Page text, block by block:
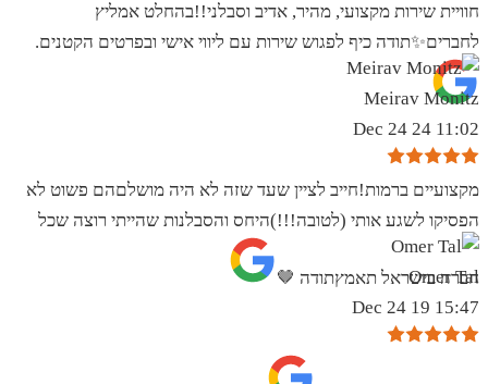
חוויית שירות מקצועי, מהיר, אדיב וסבלני!!בהחלט אמליץ
לחברים✨️תודה כיף לפגוש שירות עם ליווי אישי ובפרטים הקטנים.
Meirav Monitz
11:02 24 Dec 24
מקצועיים ברמות!חייב לציין שעד שזה לא היה מושלםהם פשוט לא
הפסיקו לשגע אותי (לטובה!!!)היחס והסבלנות שהייתי רוצה שכל
חברה בישראל תאמץתודה 🤎
Omer Tal
15:47 19 Dec 24